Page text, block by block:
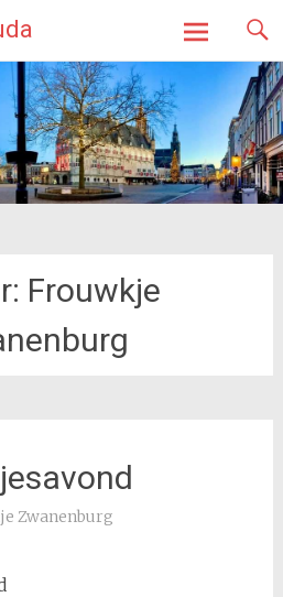
Frouwkje
Zwanenburg